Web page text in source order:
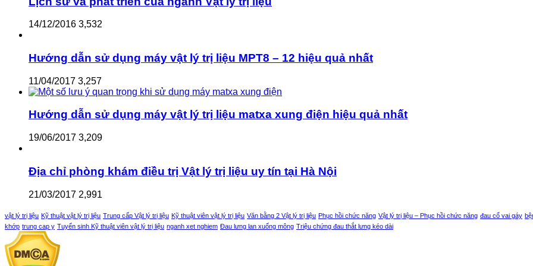
14/12/2016 3,532
Hướng dẫn sử dụng máy vật lý trị liệu MPT8 – 12 hiệu quả nhất
11/04/2017 3,257
Hướng dẫn sử dụng máy vật lý trị liệu matxa xung điện hiệu quả nhất
19/06/2017 3,209
Địa chỉ phòng khám điều trị Vật lý trị liệu uy tín tại Hà Nội
21/03/2017 2,991
vật lý trị liệu Kỹ thuật vật lý trị liệu Trung cấp Vật lý trị liệu Kỹ thuật viên vật lý trị liệu Văn bằng 2 Vật lý trị liệu Phục hồi chức năng Vật lý trị liệu – Phục hồi chức năng đau cổ vai gáy
khớp trung cap y Tuyển sinh Kỹ thuật viên vật lý trị liệu nganh xet nghiem Đau lưng lan xuống mông Triệu chứng đau thắt lưng kéo dài